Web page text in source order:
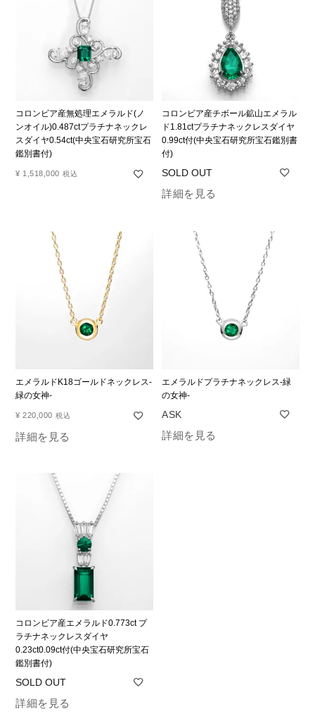
コロンビア産無処理エメラルド(ノ
ンオイル)0.487ctプラチナネックレ
スダイヤ0.54ct(中央宝石研究所宝石
鑑別書付)
¥ 1,518,000 税込
コロンビア産チボール鉱山エメラル
ド1.81ctプラチナネックレスダイヤ
0.99ct付(中央宝石研究所宝石鑑別書
付)
詳細を見る
エメラルドK18ゴールドネックレス-
緑の女神-
¥ 220,000 税込
詳細を見る
エメラルドプラチナネックレス-緑
の女神-
詳細を見る
コロンビア産エメラルド0.773ct プ
ラチナネックレスダイヤ
0.23ct0.09ct付(中央宝石研究所宝石
鑑別書付)
詳細を見る